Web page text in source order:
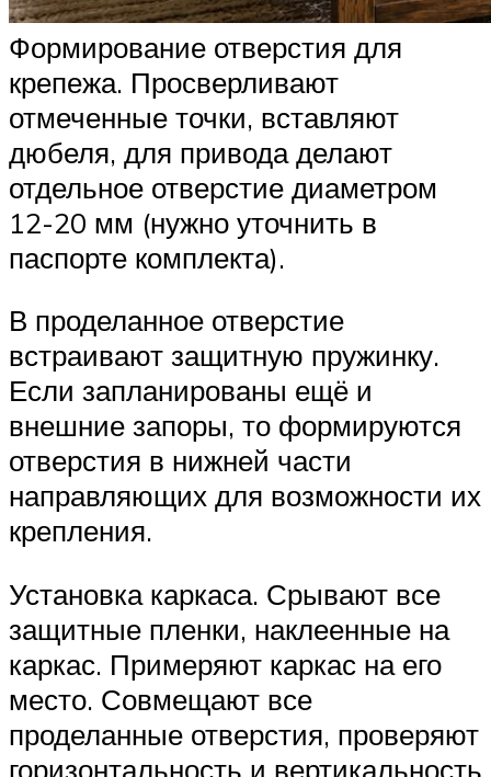
Формирование отверстия для
крепежа. Просверливают
отмеченные точки, вставляют
дюбеля, для привода делают
отдельное отверстие диаметром
12-20 мм (нужно уточнить в
паспорте комплекта).
В проделанное отверстие
встраивают защитную пружинку.
Если запланированы ещё и
внешние запоры, то формируются
отверстия в нижней части
направляющих для возможности их
крепления.
Установка каркаса. Срывают все
защитные пленки, наклеенные на
каркас. Примеряют каркас на его
место. Совмещают все
проделанные отверстия, проверяют
горизонтальность и вертикальность